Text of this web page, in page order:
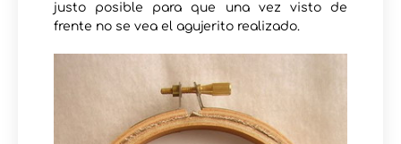
justo posible para que una vez visto de
frente no se vea el agujerito realizado.